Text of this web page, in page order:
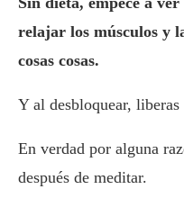
relajar los músculos y
cosas cosas.
Y al desbloquear,
En verdad por alguna
después de meditar.